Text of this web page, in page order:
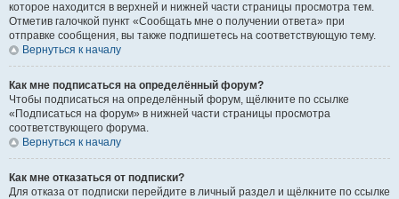
которое находится в верхней и нижней части страницы просмотра тем.
Отметив галочкой пункт «Сообщать мне о получении ответа» при
отправке сообщения, вы также подпишетесь на соответствующую тему.
Вернуться к началу
Как мне подписаться на определённый форум?
Чтобы подписаться на определённый форум, щёлкните по ссылке
«Подписаться на форум» в нижней части страницы просмотра
соответствующего форума.
Вернуться к началу
Как мне отказаться от подписки?
Для отказа от подписки перейдите в личный раздел и щёлкните по ссылке